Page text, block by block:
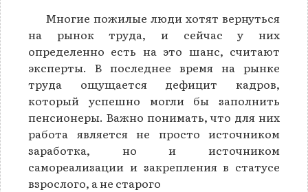
Многие пожилые люди хотят вернуться
на рынок труда, и сейчас у них
определенно есть на это шанс, считают
эксперты. В последнее время на рынке
труда ощущается дефицит кадров,
который успешно могли бы заполнить
пенсионеры. Важно понимать, что для них
работа является не просто источником
заработка, но и источником
самореализации и закрепления в статусе
взрослого, а не старого